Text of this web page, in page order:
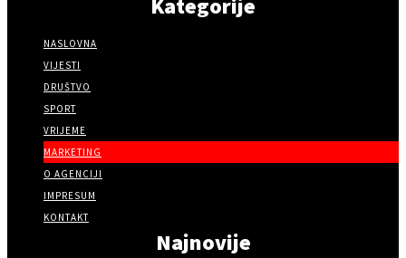
Kategorije
NASLOVNA
VIJESTI
DRUŠTVO
SPORT
VRIJEME
MARKETING
O AGENCIJI
IMPRESUM
KONTAKT
Najnovije